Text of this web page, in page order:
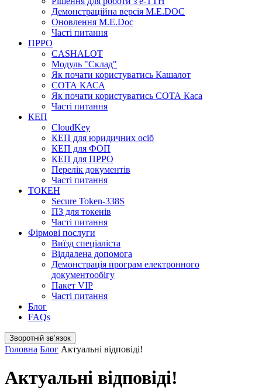
Демонстраційна версія M.E.DOC
Оновлення M.E.Doc
Часті питання
ПРРО
CASHALOT
Модуль "Склад"
Як почати користуватись Кашалот
СОТА КАСА
Як почати користуватись СОТА Каса
Часті питання
КЕП
CloudKey
КЕП для юридичних осіб
КЕП для ФОП
КЕП для ПРРО
Перелік документів
Часті питання
ТОКЕН
Secure Token-338S
ПЗ для токенів
Часті питання
Фірмові послуги
Виїзд спеціаліста
Віддалена допомога
Демонстрація програм електронного
документообігу
Пакет VIP
Часті питання
Блог
FAQs
Зворотній звʼязок
Головна Блог Актуальні відповіді!
Актуальні відповіді!